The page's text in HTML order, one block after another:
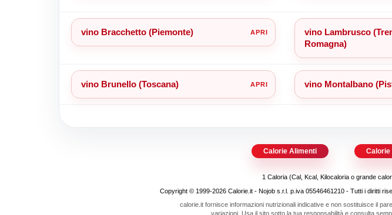
vino Bracchetto (Piemonte)
vino Lambrusco
Romagna)
vino Brunello (Toscana) vino Montalbano
Calorie Alimenti Calorie
1 Caloria (Cal, Kcal, Kilocaloria o grande
Copyright © 1999-2026 Calorie.it - Nojob s.r.l. p.iva 05546461210 - Tutti i diritti
calorie.it fornisce informazioni nutrizionali indicative e non sostituisce il
variazioni. Usa il sito sotto la tua responsabilità e consulta